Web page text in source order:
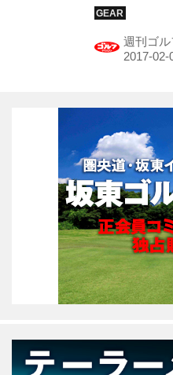
回は、復活
のこだわり
週刊ゴル